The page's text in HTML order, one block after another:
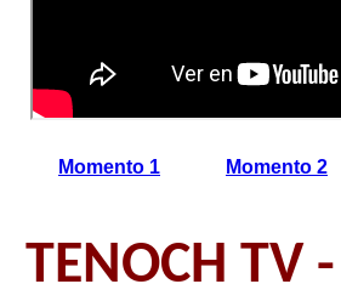
Momento 1 Momento 2
TENOCH TV